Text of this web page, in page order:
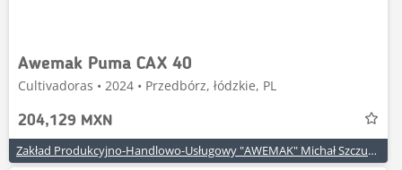
Awemak Puma CAX 40
Cultivadoras • 2024 • Przedbórz, łódzkie, PL
204,129 MXN
Zakład Produkcyjno-Handlowo-Usługowy "AWEMAK" Michał Szczuraszek